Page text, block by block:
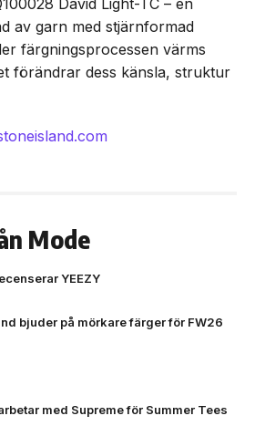
av garn med stjärnformad
färgningsprocessen värms
förändrar dess känsla, struktur
Mode
YEEZY
bjuder på mörkare färger för FW26
med Supreme för Summer Tees